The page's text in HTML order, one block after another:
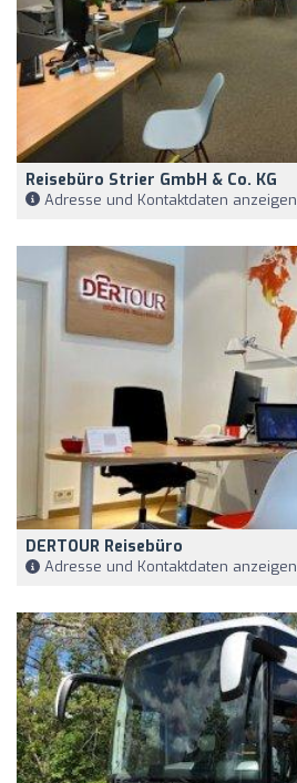
Reisebüro Strier GmbH & Co. KG
Adresse und Kontaktdaten anzeigen
DERTOUR Reisebüro
Adresse und Kontaktdaten anzeigen